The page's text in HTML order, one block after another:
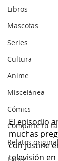
Libros
Mascotas
Series
Cultura
Anime
Miscelánea
Cómics
Comparte tu
Relatos
Extra
El episodio
muchas
con Justine
televisión